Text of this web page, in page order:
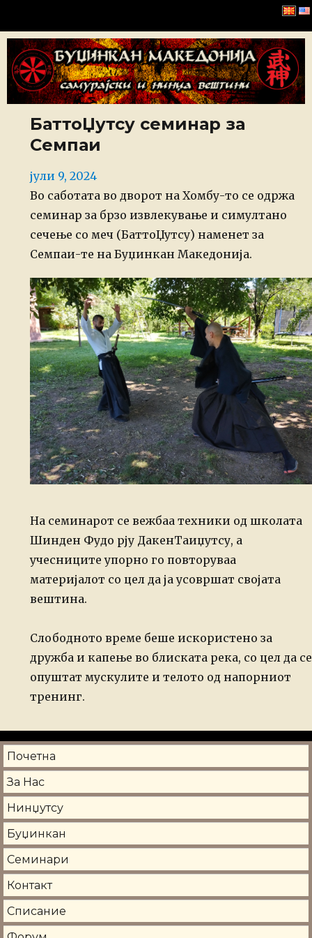
Буџинкан Македонија
БаттоЏутсу семинар за
Семпаи
Posted
on
јули 9, 2024
Во саботата во дворот на Хомбу-то се одржа
семинар за брзо извлекување и симултано
сечење со меч (БаттоЏутсу) наменет за
Семпаи-те на Буџинкан Македонија.
На семинарот се вежбаа техники од школата
Шинден Фудо рју ДакенТаиџутсу, а
учесниците упорно го повторуваа
материјалот со цел да ја усовршат својата
вештина.
Слободното време беше искористено за
дружба и капење во блиската река, со цел да се
опуштат мускулите и телото од напорниот
тренинг.
Почетна
За Нас
Нинџутсу
Буџинкан
Семинари
Контакт
Списание